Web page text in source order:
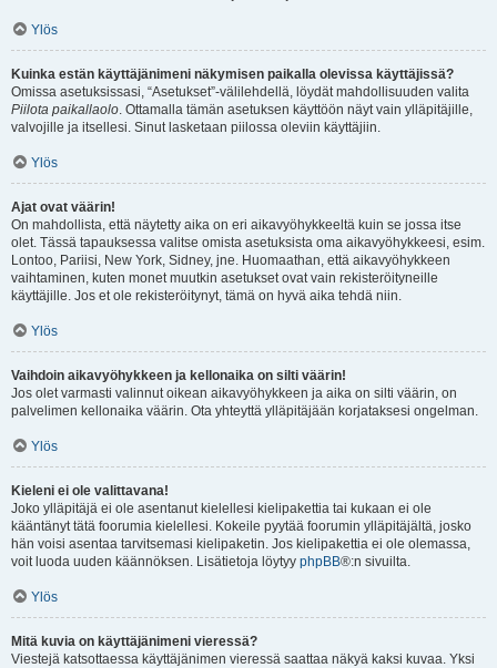
Ylös
Kuinka estän käyttäjänimeni näkymisen paikalla olevissa käyttäjissä?
Omissa asetuksissasi, “Asetukset”-välilehdellä, löydät mahdollisuuden valita
Piilota paikallaolo. Ottamalla tämän asetuksen käyttöön näyt vain ylläpitäjille,
valvojille ja itsellesi. Sinut lasketaan piilossa oleviin käyttäjiin.
Ylös
Ajat ovat väärin!
On mahdollista, että näytetty aika on eri aikavyöhykkeeltä kuin se jossa itse
olet. Tässä tapauksessa valitse omista asetuksista oma aikavyöhykkeesi, esim.
Lontoo, Pariisi, New York, Sidney, jne. Huomaathan, että aikavyöhykkeen
vaihtaminen, kuten monet muutkin asetukset ovat vain rekisteröityneille
käyttäjille. Jos et ole rekisteröitynyt, tämä on hyvä aika tehdä niin.
Ylös
Vaihdoin aikavyöhykkeen ja kellonaika on silti väärin!
Jos olet varmasti valinnut oikean aikavyöhykkeen ja aika on silti väärin, on
palvelimen kellonaika väärin. Ota yhteyttä ylläpitäjään korjataksesi ongelman.
Ylös
Kieleni ei ole valittavana!
Joko ylläpitäjä ei ole asentanut kielellesi kielipakettia tai kukaan ei ole
kääntänyt tätä foorumia kielellesi. Kokeile pyytää foorumin ylläpitäjältä, josko
hän voisi asentaa tarvitsemasi kielipaketin. Jos kielipakettia ei ole olemassa,
voit luoda uuden käännöksen. Lisätietoja löytyy phpBB®:n sivuilta.
Ylös
Mitä kuvia on käyttäjänimeni vieressä?
Viestejä katsottaessa käyttäjänimen vieressä saattaa näkyä kaksi kuvaa. Yksi